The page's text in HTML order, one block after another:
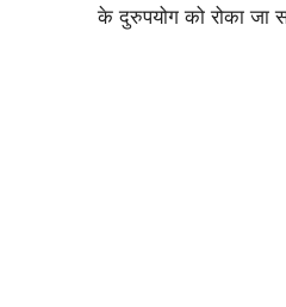
के दुरुपयोग को रोका जा